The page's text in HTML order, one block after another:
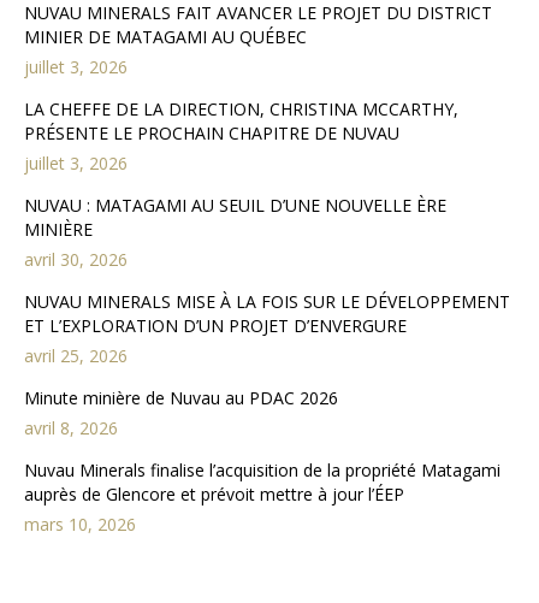
NUVAU MINERALS FAIT AVANCER LE PROJET DU DISTRICT
MINIER DE MATAGAMI AU QUÉBEC
juillet 3, 2026
LA CHEFFE DE LA DIRECTION, CHRISTINA MCCARTHY,
PRÉSENTE LE PROCHAIN CHAPITRE DE NUVAU
juillet 3, 2026
NUVAU : MATAGAMI AU SEUIL D’UNE NOUVELLE ÈRE
MINIÈRE
avril 30, 2026
NUVAU MINERALS MISE À LA FOIS SUR LE DÉVELOPPEMENT
ET L’EXPLORATION D’UN PROJET D’ENVERGURE
avril 25, 2026
Minute minière de Nuvau au PDAC 2026
avril 8, 2026
Nuvau Minerals finalise l’acquisition de la propriété Matagami
auprès de Glencore et prévoit mettre à jour l’ÉEP
mars 10, 2026